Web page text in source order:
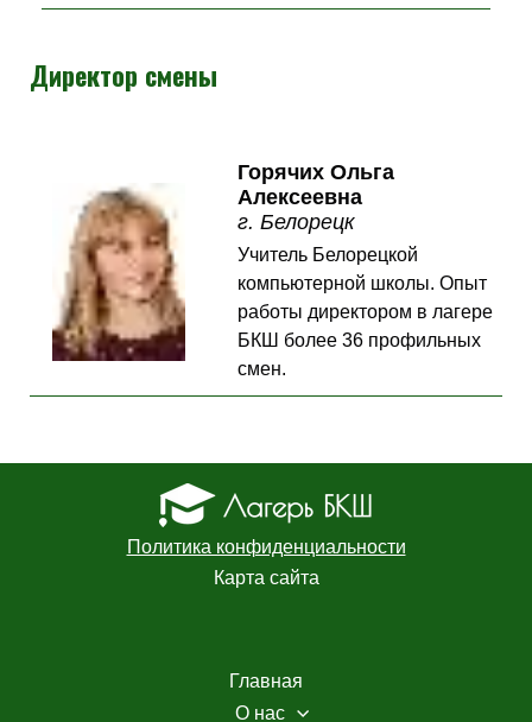
Директор смены
Горячих Ольга
Алексеевна
г. Белорецк
Учитель Белорецкой
компьютерной школы. Опыт
работы директором в лагере
БКШ более 36 профильных
смен.
Политика конфиденциальности
Карта сайта
Главная
О нас